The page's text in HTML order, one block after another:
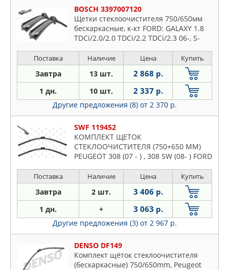
BOSCH 3397007120
Щетки стеклоочистителя 750/650мм
бескаркасные, к-кт FORD: GALAXY 1.8
TDCi/2.0/2.0 TDCi/2.2 TDCi/2.3 06-, S-
TDCi/2.3/2.5 ST 06-
Поставка Наличие Цена Купить
Завтра 13 шт. 2 868 р.
1 дн. 10 шт. 2 337 р.
Другие предложения (8) от 2 370 р.
SWF 119452
КОМПЛЕКТ ЩЕТОК
СТЕКЛООЧИСТИТЕЛЯ (750+650 MM)
PEUGEOT 308 (07 - ) , 308 SW (08- ) FORD
Поставка Наличие Цена Купить
Завтра 2 шт. 3 406 р.
1 дн. + 3 063 р.
Другие предложения (3) от 2 967 р.
DENSO DF149
Комплект щёток стеклоочистителя
(бескаркасные) 750/650mm, Peugeot